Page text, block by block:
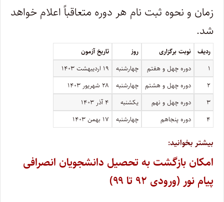
زمان و نحوه ثبت نام هر دوره متعاقباً اعلام خواهد
شد.
ردیف نوبت برگزاری روز
تاریخ آزمون
۱
دوره چهل و هفتم چهارشنبه
۱۹ اردیبهشت ۱۴۰۳
۲
دوره چهل و هشتم چهارشنبه
۲۸ شهریور ۱۴۰۳
۳
دوره چهل و نهم یکشنبه
۴ آذر ۱۴۰۳
۴
دوره پنجاهم چهارشنبه ۱۷ بهمن ۱۴۰۳
بیشتر بخوانید:
امکان بازگشت به تحصیل دانشجویان انصرافی
پیام نور (ورودی ۹۲ تا ۹۹)